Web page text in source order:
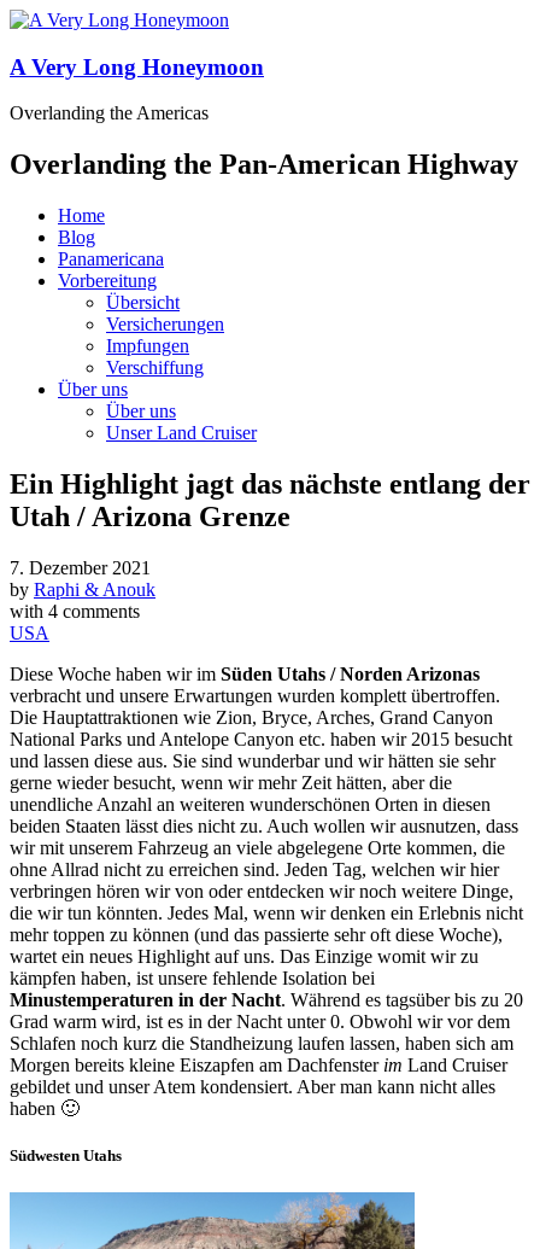
A Very Long Honeymoon
Overlanding the Americas
Overlanding the Pan-American Highway
Home
Blog
Panamericana
Vorbereitung
Übersicht
Versicherungen
Impfungen
Verschiffung
Über uns
Über uns
Unser Land Cruiser
Ein Highlight jagt das nächste entlang der
Utah / Arizona Grenze
7. Dezember 2021
by Raphi & Anouk
with 4 comments
USA
Diese Woche haben wir im Süden Utahs / Norden Arizonas
verbracht und unsere Erwartungen wurden komplett übertroffen.
Die Hauptattraktionen wie Zion, Bryce, Arches, Grand Canyon
National Parks und Antelope Canyon etc. haben wir 2015 besucht
und lassen diese aus. Sie sind wunderbar und wir hätten sie sehr
gerne wieder besucht, wenn wir mehr Zeit hätten, aber die
unendliche Anzahl an weiteren wunderschönen Orten in diesen
beiden Staaten lässt dies nicht zu. Auch wollen wir ausnutzen, dass
wir mit unserem Fahrzeug an viele abgelegene Orte kommen, die
ohne Allrad nicht zu erreichen sind. Jeden Tag, welchen wir hier
verbringen hören wir von oder entdecken wir noch weitere Dinge,
die wir tun könnten. Jedes Mal, wenn wir denken ein Erlebnis nicht
mehr toppen zu können (und das passierte sehr oft diese Woche),
wartet ein neues Highlight auf uns. Das Einzige womit wir zu
kämpfen haben, ist unsere fehlende Isolation bei
Minustemperaturen in der Nacht. Während es tagsüber bis zu 20
Grad warm wird, ist es in der Nacht unter 0. Obwohl wir vor dem
Schlafen noch kurz die Standheizung laufen lassen, haben sich am
Morgen bereits kleine Eiszapfen am Dachfenster im Land Cruiser
gebildet und unser Atem kondensiert. Aber man kann nicht alles
haben 🙂
Südwesten Utahs